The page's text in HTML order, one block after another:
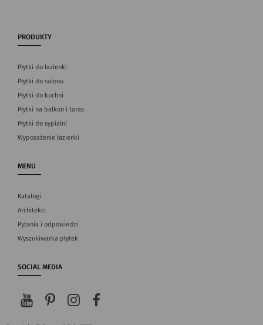
PRODUKTY
Płytki do łazienki
Płytki do salonu
Płytki do kuchni
Płytki na balkon i taras
Płytki do sypialni
Wyposażenie łazienki
MENU
Katalogi
Architekci
Pytania i odpowiedzi
Wyszukiwarka płytek
SOCIAL MEDIA